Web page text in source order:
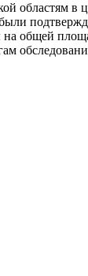
областям
общей